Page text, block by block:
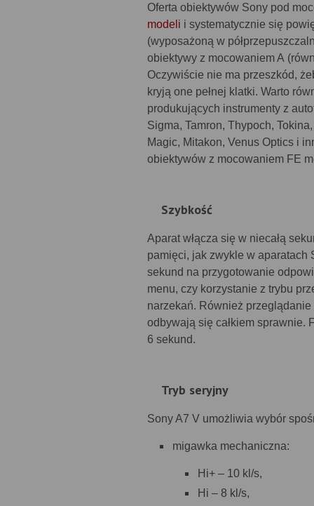
Oferta obiektywów Sony pod
modeli i systematycznie się
(wyposażoną w
obiektywy z mocowaniem A
Oczywiście nie ma przeszkód,
kryją one pełnej klatki. Warto
produkujących instrumenty z
Sigma, Tamron, Thypoch,
Magic, Mitakon, Venus Optics i
obiektywów z mocowaniem FE
Szybkość
Aparat włącza się w niecałą
pamięci, jak zwykle w aparatach
sekund na przygotowanie
menu, czy korzystanie z trybu
narzekań. Również
odbywają się całkiem sprawnie.
6 sekund.
Tryb seryjny
Sony A7 V umożliwia wybór
migawka mechaniczna:
Hi+ – 10 kl/s,
Hi – 8 kl/s,